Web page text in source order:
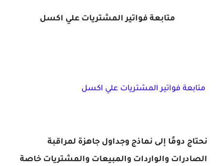
متابعة فواتير المشتريات علي اكسل
نحتاج دومًا إلى نماذج وجداول جاهزة لمراقبة
الصادرات والواردات والمبيعات والمشتريات خاصة